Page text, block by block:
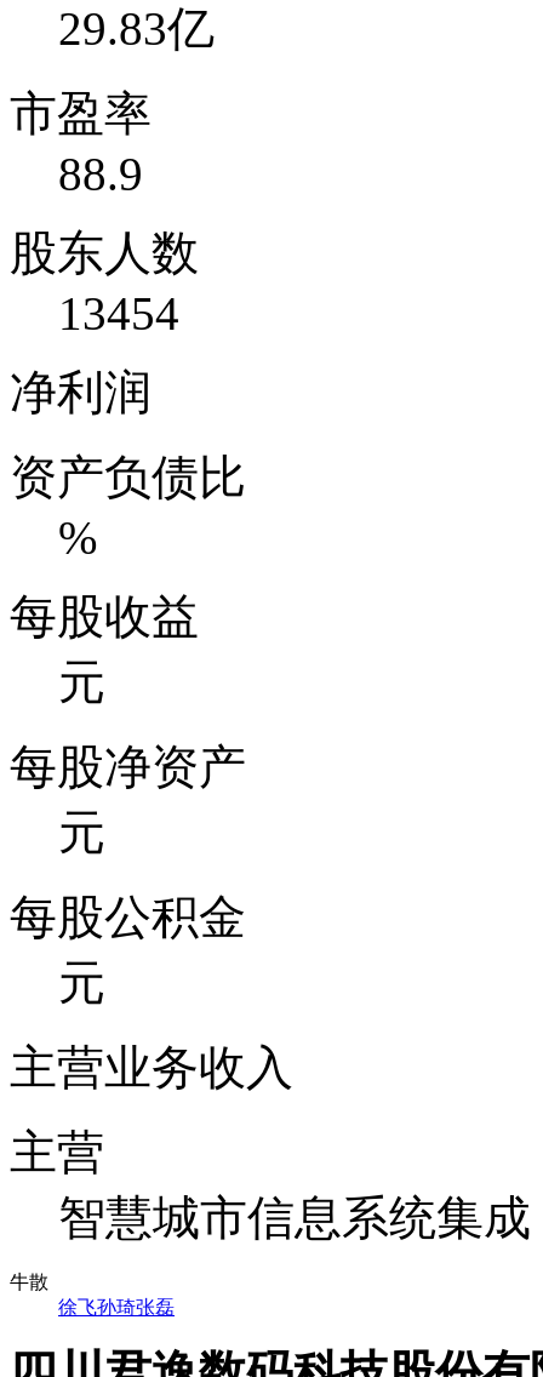
29.83亿
市盈率
88.9
股东人数
13454
净利润
资产负债比
%
每股收益
元
每股净资产
元
每股公积金
元
主营业务收入
主营
智慧城市信息系统集成
牛散
徐飞孙琦张磊